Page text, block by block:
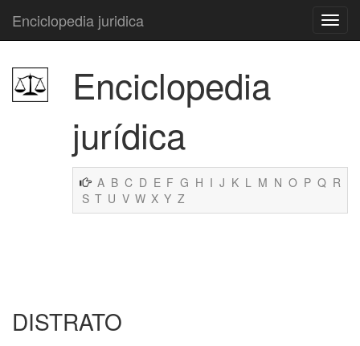
Enciclopedia juridica
Enciclopedia
jurídica
A B C D E F G H I J K L M N O P Q R
S T U V W X Y Z
DISTRATO